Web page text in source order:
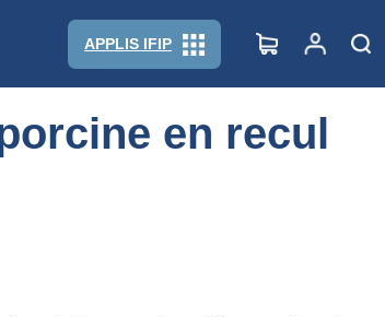
APPLIS IFIP
en recul